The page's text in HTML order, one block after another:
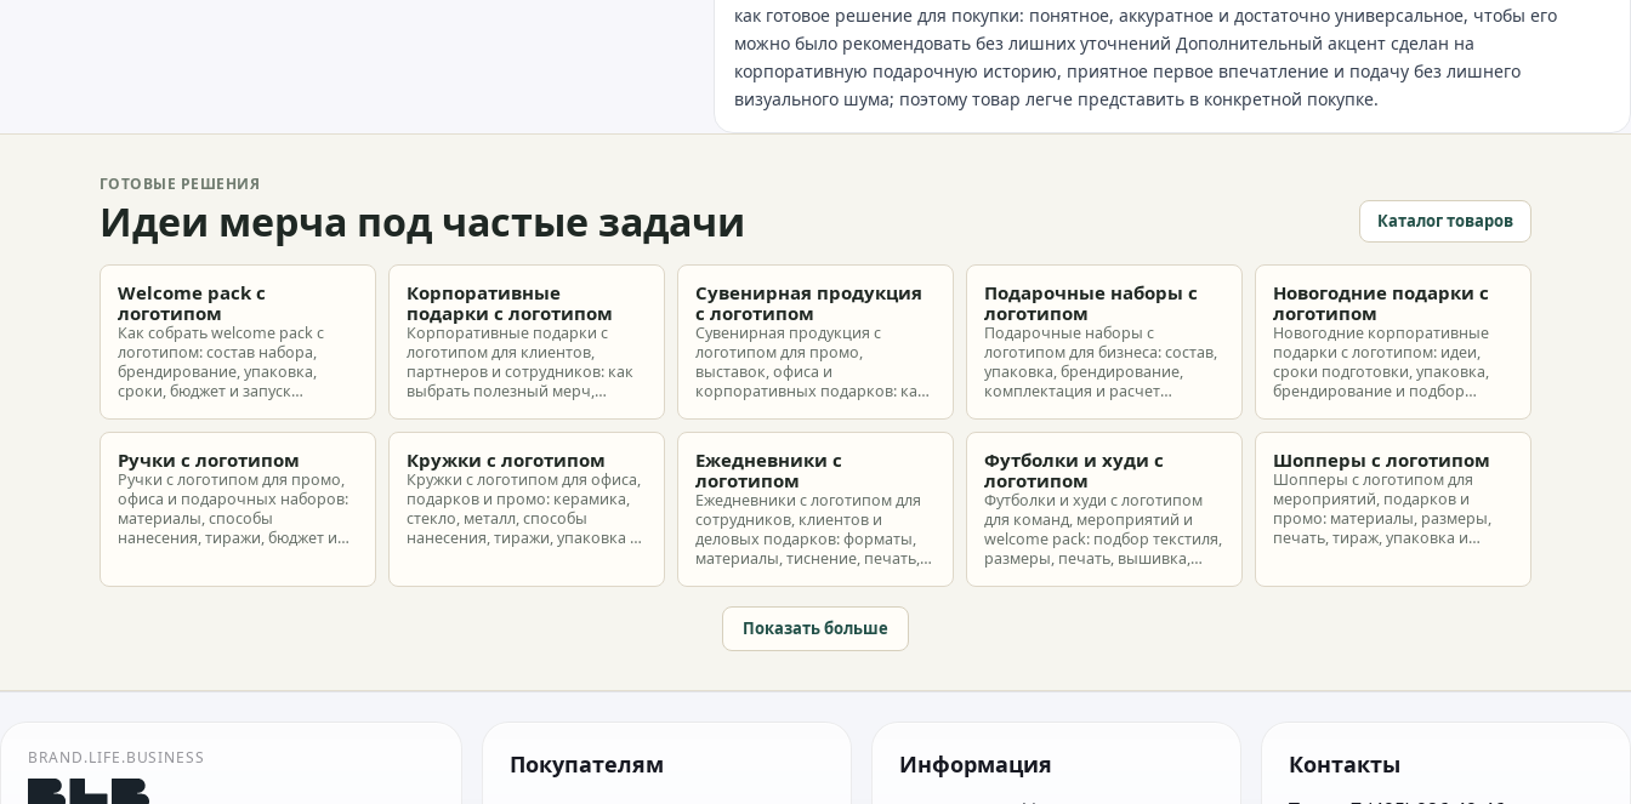
как готовое решение для покупки: понятное, аккуратное и достаточно универсальное, чтобы его
можно было рекомендовать без лишних уточнений Дополнительный акцент сделан на
корпоративную подарочную историю, приятное первое впечатление и подачу без лишнего
визуального шума; поэтому товар легче представить в конкретной покупке.
ГОТОВЫЕ РЕШЕНИЯ
Идеи мерча под частые задачи Каталог товаров
Welcome pack с
логотипом
Как собрать welcome pack с
логотипом: состав набора,
брендирование, упаковка,
сроки, бюджет и запуск
новых сотрудников.
Корпоративные
подарки с логотипом
Корпоративные подарки с
логотипом для клиентов,
партнеров и сотрудников: как
выбрать полезный мерч,
подготовить заказ без лишнего
Сувенирная продукция
с логотипом
Сувенирная продукция с
логотипом для промо,
выставок, офиса и
корпоративных подарков: как
макет и избежать лишних
Подарочные наборы с
логотипом
Подарочные наборы с
логотипом для бизнеса: состав,
упаковка, брендирование,
комплектация и расчет
разные бюджеты.
Новогодние подарки с
логотипом
Новогодние корпоративные
подарки с логотипом: идеи,
сроки подготовки, упаковка,
брендирование и подбор
партнеров и сотрудников.
Ручки с логотипом
Ручки с логотипом для промо,
офиса и подарочных наборов:
материалы, способы
нанесения, тиражи, бюджет и
Кружки с логотипом
Кружки с логотипом для офиса,
подарков и промо: керамика,
стекло, металл, способы
нанесения, тиражи, упаковка и
Ежедневники с
логотипом
Ежедневники с логотипом для
сотрудников, клиентов и
деловых подарков: форматы,
материалы, тиснение, печать,
Футболки и худи с
логотипом
Футболки и худи с логотипом
для команд, мероприятий и
welcome pack: подбор текстиля,
размеры, печать, вышивка,
Шопперы с логотипом
Шопперы с логотипом для
мероприятий, подарков и
промо: материалы, размеры,
печать, тираж, упаковка и
Показать больше
BRAND.LIFE.BUSINESS Покупателям Информация Контакты